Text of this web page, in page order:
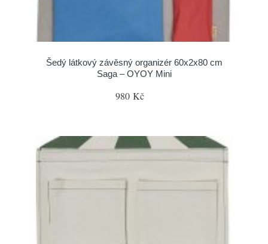
Šedý látkový závěsný organizér 60x2x80 cm
Saga – OYOY Mini
980 Kč